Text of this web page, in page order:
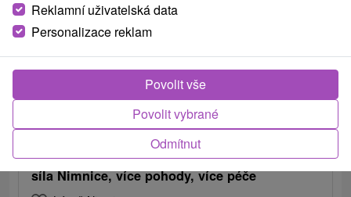
od
/noc/osoba
Víkendové pobyty KLASIK a KLASIK+: Léčivá
síla Nimnice, více pohody, více péče
Reklamní uživatelská data
Personalizace reklam
Odmítnut
Povolit vybrané
Povolit vše